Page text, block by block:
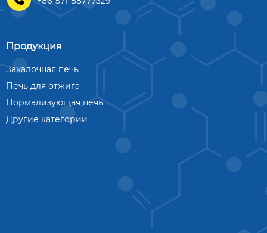
Продукция
Закалочная печь
Печь для отжига
Нормализующая печь
Другие категории